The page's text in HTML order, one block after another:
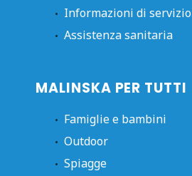
Informazioni di servizio
Assistenza sanitaria
MALINSKA PER TUTTI
Famiglie e bambini
Outdoor
Spiagge